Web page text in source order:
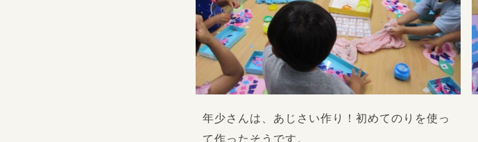
年少さんは、あじさい作り！初めてのりを使っ
て作ったそうです。